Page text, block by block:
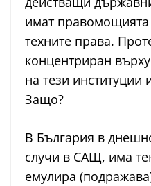
имат
техните права.
концентриран
на тези институции
Защо?
В България в
случи в САЩ, има
емулира